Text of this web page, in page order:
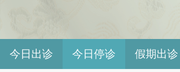
今日出诊 今日停诊 假期出诊